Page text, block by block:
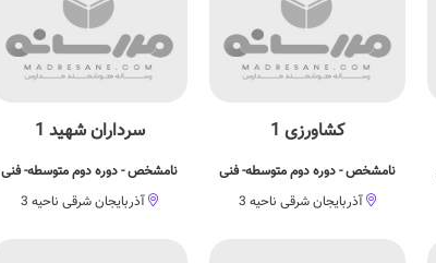
کشاورزی 1
نامشخص - دوره دوم متوسطه- فنی
آذربایجان شرقی ناحیه 3
سرداران شهید 1
نامشخص - دوره دوم متوسطه- فنی
آذربایجان شرقی ناحیه 3